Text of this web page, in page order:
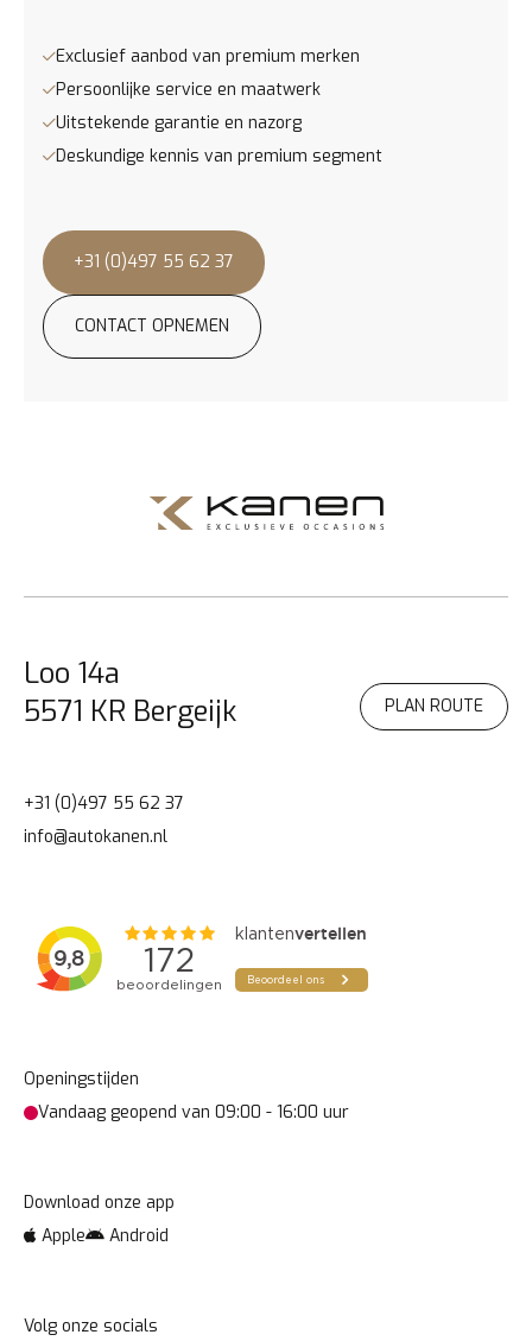
Exclusief aanbod van premium merken
Persoonlijke service en maatwerk
Uitstekende garantie en nazorg
Deskundige kennis van premium segment
+31 (0)497 55 62 37
CONTACT OPNEMEN
PROEFRIT AANVRAGEN
VERZENDEN
Deze site wordt beschermd door reCAPTCHA en het
Loo 14a
5571 KR Bergeijk
PLAN ROUTE
+31 (0)497 55 62 37
info@autokanen.nl
Openingstijden
Vandaag geopend van 09:00 - 16:00 uur
Download onze app
Apple
Android
Volg onze socials